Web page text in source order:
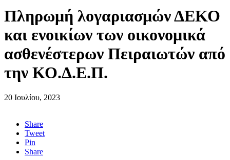
Πληρωμή λογαριασμών ΔΕΚΟ
και ενοικίων των οικονομικά
ασθενέστερων Πειραιωτών από
την ΚΟ.Δ.Ε.Π.
20 Ιουλίου, 2023
Share
Tweet
Pin
Share